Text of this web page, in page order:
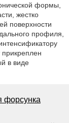
формы,
жестко
поверхности
профиля,
прикреплен
в виде
форсунка